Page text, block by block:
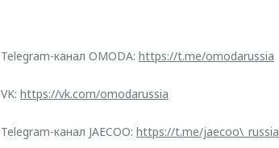
Telegram-канал OMODA: https://t.me/omodarussia
VK: https://vk.com/omodarussia
Telegram-канал JAECOO: https://t.me/jaecoo\_russia